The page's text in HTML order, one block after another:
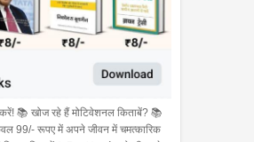
📚 खोज रहे हैं मोटिवेशनल किताबें? 📚
99/- रूपए में अपने जीवन में चमत्कारिक